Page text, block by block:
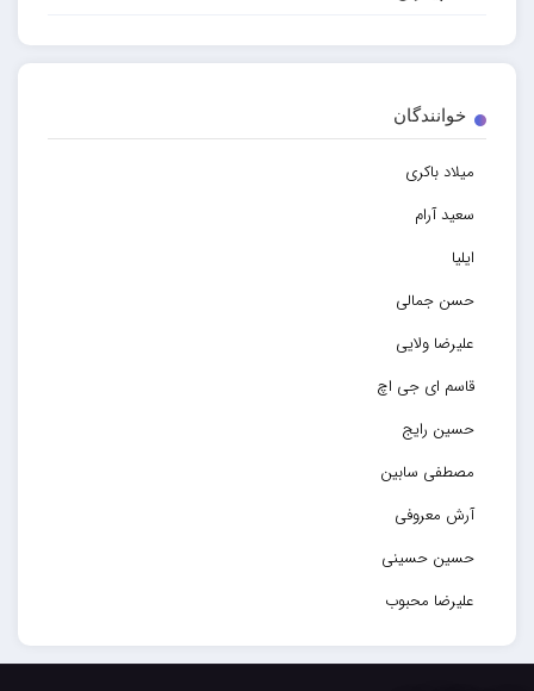
خوانندگان
میلاد باکری
سعید آرام
ایلیا
حسن جمالی
علیرضا ولایی
قاسم ای جی اچ
حسین رایج
مصطفی سابین
آرش معروفی
حسین حسینی
علیرضا محبوب
حسین حصارکی